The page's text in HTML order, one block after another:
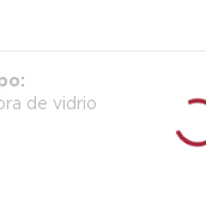
de vidrio